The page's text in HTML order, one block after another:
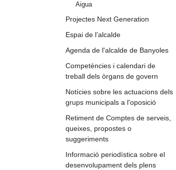
Aigua
Projectes Next Generation
Espai de l’alcalde
Agenda de l'alcalde de Banyoles
Competències i calendari de
treball dels òrgans de govern
Notícies sobre les actuacions dels
grups municipals a l'oposició
Retiment de Comptes de serveis,
queixes, propostes o
suggeriments
Informació periodística sobre el
desenvolupament dels plens